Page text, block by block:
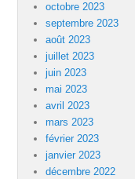
octobre 2023
septembre 2023
août 2023
juillet 2023
juin 2023
mai 2023
avril 2023
mars 2023
février 2023
janvier 2023
décembre 2022